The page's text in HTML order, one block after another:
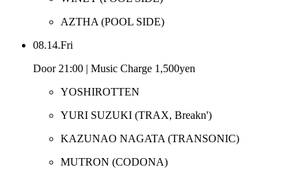
AZTHA (POOL SIDE)
08.14.Fri
Door 21:00 | Music Charge 1,500yen
YOSHIROTTEN
YURI SUZUKI (TRAX, Breakn')
KAZUNAO NAGATA (TRANSONIC)
MUTRON (CODONA)